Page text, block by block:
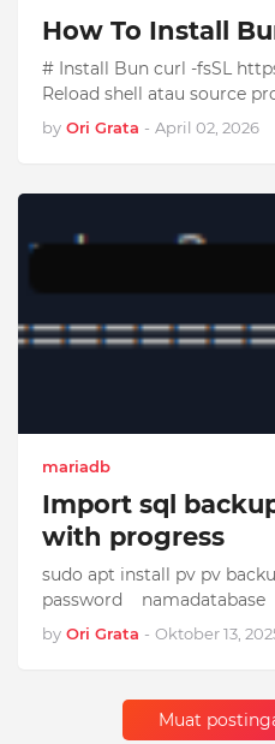
How To Install
# Install Bun curl -fsSL
Reload shell atau source
by Ori Grata - April 02, 2026
mariadb
Import sql
with progress
sudo apt install pv pv
password namadatabase
by Ori Grata - Oktober 13,
Muat